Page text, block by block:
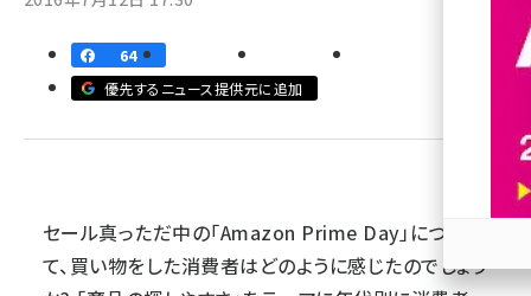
base (1081)
ビィ・フォアード (776)
revico (744)
64
優先するニュース提供元に追加
セール真っただ中の「Amazon Prime Day」につい
て、買い物をした消費者はどのように感じたのでしょう
参